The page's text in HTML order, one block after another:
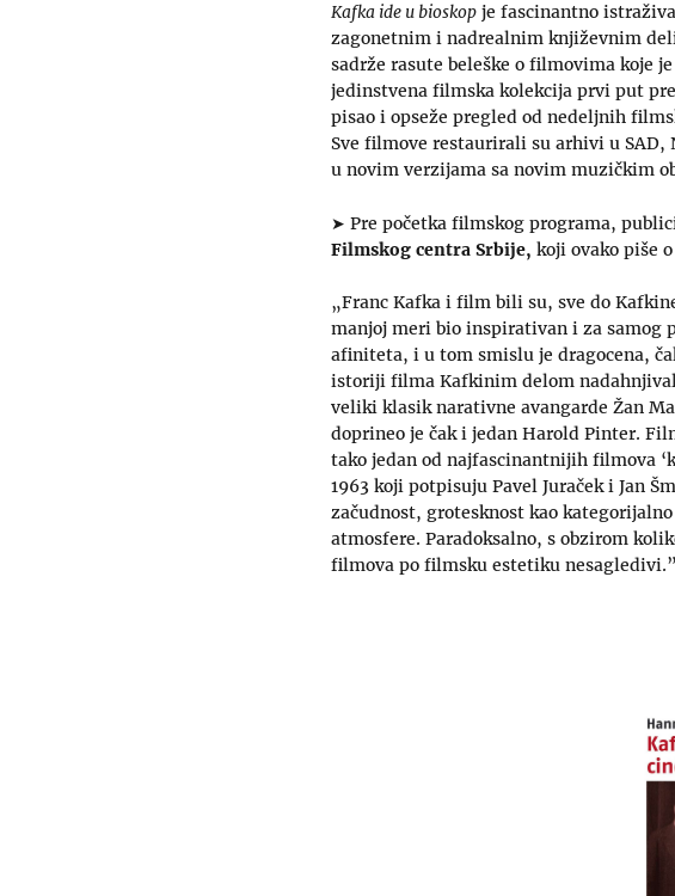
Kafka ide u bioskop je fascinantno
zagonetnim i nadrealnim književnim
sadrže rasute beleške o filmovima koje
jedinstvena filmska kolekcija prvi put
pisao i opseže pregled od nedeljnih
Sve filmove restaurirali su arhivi u
u novim verzijama sa novim muzičkim
➤ Pre početka filmskog programa,
Filmskog centra Srbije, koji ovako piše
„Franc Kafka i film bili su, sve do
manjoj meri bio inspirativan i za samog
afiniteta, i u tom smislu je dragocena,
istoriji filma Kafkinim delom
veliki klasik narativne avangarde Žan
doprineo je čak i jedan Harold Pinter.
tako jedan od najfascinantnijih filmova
1963 koji potpisuju Pavel Juraček i Jan
začudnost, grotesknost kao
atmosfere. Paradoksalno, s obzirom
filmova po filmsku estetiku nesagledivi.”